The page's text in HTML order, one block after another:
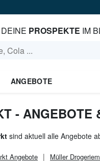
PROSPEKTE IM
ANGEBOTE
- ANGEBOTE
sind aktuell alle Angebote
Angebote Müller